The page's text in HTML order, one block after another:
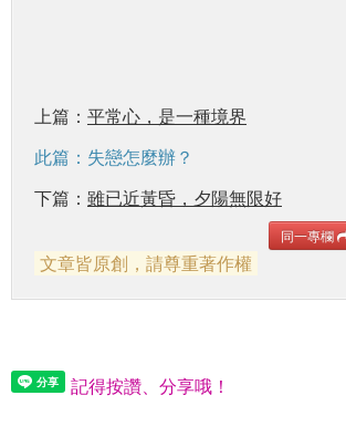
上篇： 平常心，是一種境界
此篇：失戀怎麼辦？
下篇： 雖已近黃昏，夕陽無限好
同一專欄
文章皆原創，請尊重著作權
記得按讚、分享哦！